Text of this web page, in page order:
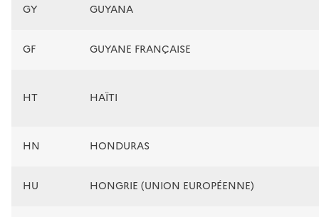
GY GUYANA
GF GUYANE FRANÇAISE
HT HAÏTI
HN HONDURAS
HU HONGRIE (UNION EUROPÉENNE)